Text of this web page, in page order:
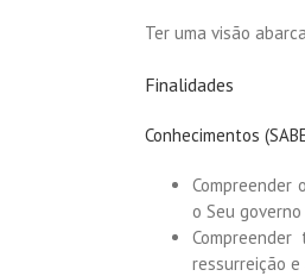
Ter uma visão
Finalidades
Conhecimentos
Compreender
o Seu
ressurreição